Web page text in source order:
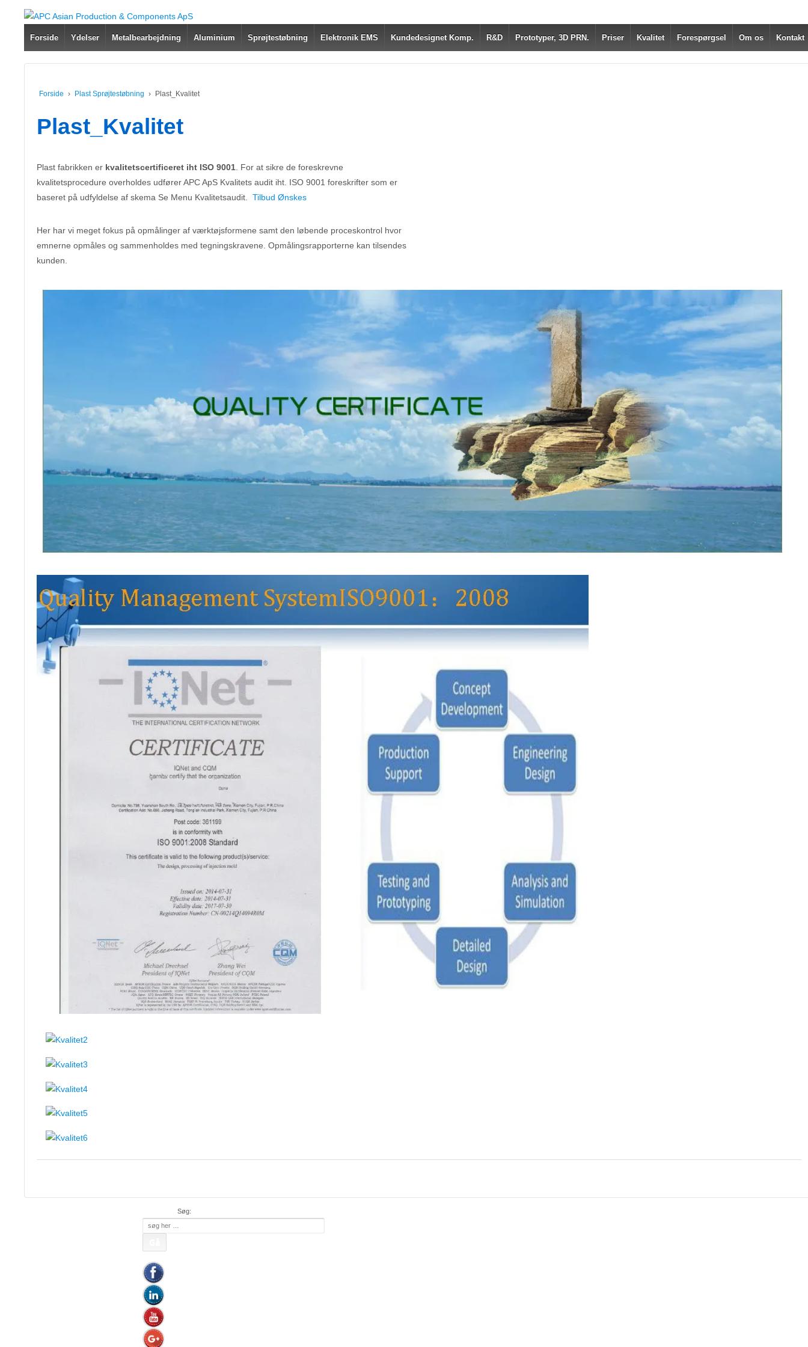
Forside Ydelser Metalbearbejdning Aluminium Sprøjtestøbning Elektronik EMS Kundedesignet Komp. R&D Prototyper, 3D PRN. Priser Kvalitet Forespørgsel Om os Kontakt
Forside › Plast Sprøjtestøbning › Plast_Kvalitet
Plast_Kvalitet
Plast fabrikken er kvalitetscertificeret iht ISO 9001 . For at sikre de foreskrevne
kvalitetsprocedure overholdes udfører APC ApS Kvalitets audit iht. ISO 9001 foreskrifter som er
baseret på udfyldelse af skema Se Menu Kvalitetsaudit.
Tilbud Ønskes
Her har vi meget fokus på opmålinger af værktøjsformene samt den løbende proceskontrol hvor
emnerne opmåles og sammenholdes med tegningskravene. Opmålingsrapporterne kan tilsendes
kunden.
APC Asian Production & Components ApS• Sundkrogen 35 • DK-6400 Sønderborg • Tlf:74 48 50 05• Fax: 74
Søg:
efter: